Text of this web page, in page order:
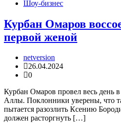
Шоу-бизнес
Курбан Омаров
первой женой
netversion
26.04.2024
0
Курбан Омаров провел весь день
Аллы. Поклонники уверены, что
пытается разозлить Ксению
должен расторгнуть […]